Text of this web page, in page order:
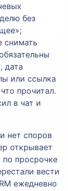
без
снимать
дата
или ссылка
прочитал.
в чат и
нет споров
открывает
по просрочке
вести
ежедневно